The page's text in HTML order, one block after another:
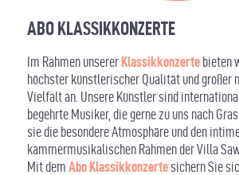
ABO KLASSIKKONZERTE
Im Rahmen unsererKlassikkonzertebieten
höchster künstlerischer Qualität und großer
Vielfalt an. Unsere Künstler sind
begehrte Musiker, die gerne zu uns nach
sie die besondere Atmosphäre und den
kammermusikalischen Rahmen der Villa
Mit dem Abo Klassikkonzertesichern Sie